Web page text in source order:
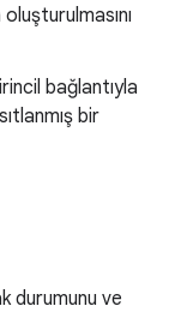
bağlantıyla
bir
durumunu ve